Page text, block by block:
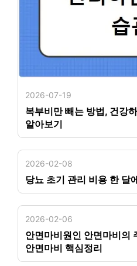
2026-07-19
복부비만 빼는 방법, 건강
알아보기
2026-02-08
당뇨 초기 관리 비용 한 달
2026-02-06
안면마비원인 안면마비의
안면마비 핵심정리